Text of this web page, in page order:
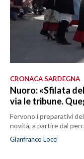
CRONACA SARDEGNA
Nuoro: «Sfilata
via le tribune.
Fervono i preparativi
novità, a partire dal
Gianfranco Locci